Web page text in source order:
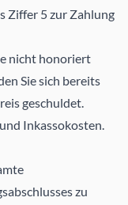
Ziffer 5 zur Zahlung
nicht honoriert
Sie sich bereits
geschuldet.
Inkassokosten.
zu